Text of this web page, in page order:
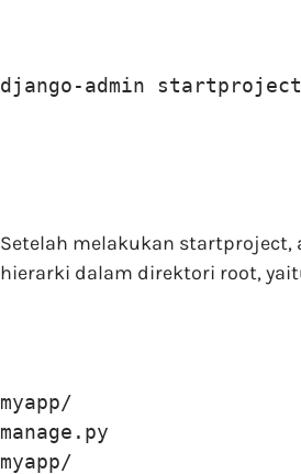
django-admin startproject
Setelah melakukan startproject,
hierarki dalam direktori root,
myapp/
manage.py
myapp/